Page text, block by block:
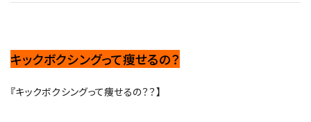
キックボクシングって痩せるの？
『キックボクシングって痩せるの？？】